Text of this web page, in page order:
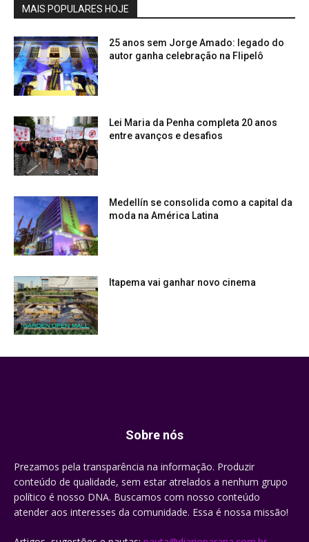
MAIS POPULARES HOJE
25 anos sem Jorge Amado: legado do
autor ganha celebração na Flipelô
Lei Maria da Penha completa 20 anos
entre avanços e desafios
Medellín se consolida como a capital da
moda na América Latina
Itapema vai ganhar novo cinema
Sobre nós
Prezamos pela transparência na informação. Produzir
conteúdo de qualidade, sem estar atrelados a nenhum grupo
político é nosso DNA. Buscamos com nosso conteúdo
atender aos interesses da comunidade. Essa é nossa missão!